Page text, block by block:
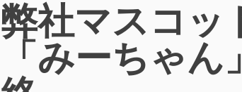
ン
メ
弊社マスコッ
「みーちゃん